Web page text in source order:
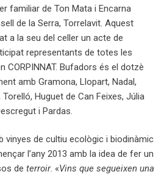
familiar de Ton Mata i Encarna
de la Serra, Torrelavit. Aquest
a la seu del celler un acte de
representants de totes les
CORPINNAT. Bufadors és el dotzè
amb Gramona, Llopart, Nadal,
Huguet de Can Feixes, Júlia
i Pardas.
vinyes de cultiu ecològic i biodinàmic
l’any 2013 amb la idea de fer un
de terroir. «Vins que segueixen una